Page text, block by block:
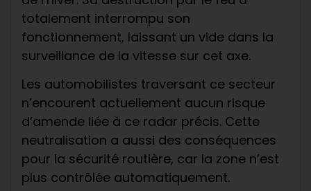
totalement interrompu son
fonctionnement, laissant un vide dans la
surveillance de la vitesse sur cet axe.
Les automobilistes traversant ce secteur
n’encourent actuellement aucun risque
d’amende liée à ce radar précis. Cette
neutralisation a aussi des conséquences
pour la sécurité routière, car la zone n’est
plus contrôlée automatiquement.